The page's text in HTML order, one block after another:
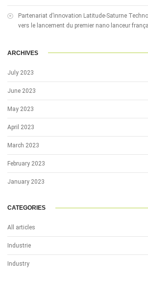
Partenariat d’innovation Latitude-Saturne
vers le lancement du premier nano lanceur
ARCHIVES
July 2023
June 2023
May 2023
April 2023
March 2023
February 2023
January 2023
CATEGORIES
All articles
Industrie
Industry